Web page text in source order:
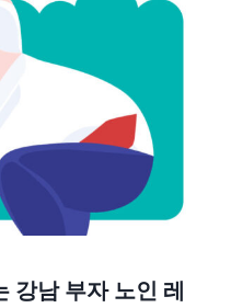
강남 부자 노인 레